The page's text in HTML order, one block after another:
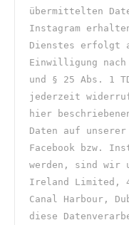
übermittelten
Instagram
Dienstes erfolgt
Einwilligung
und § 25 Abs. 1
jederzeit
hier
Daten auf
Facebook bzw.
werden, sind wir
Ireland Limited, 4
Canal Harbour,
diese